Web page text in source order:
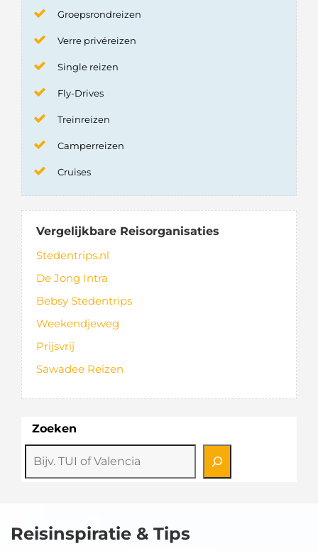
Groepsrondreizen
Verre privéreizen
Single reizen
Fly-Drives
Treinreizen
Camperreizen
Cruises
Vergelijkbare Reisorganisaties
Stedentrips.nl
De Jong Intra
Bebsy Stedentrips
Weekendjeweg
Prijsvrij
Sawadee Reizen
Zoeken
Reisinspiratie & Tips